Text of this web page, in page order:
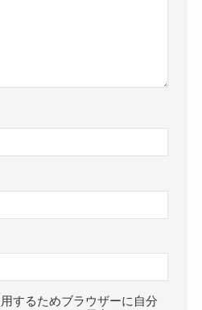
するためブラウザーに自分